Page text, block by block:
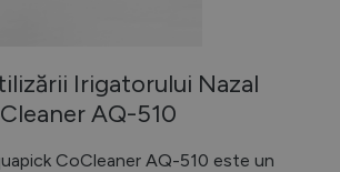
Irigatorului Nazal
AQ-510
CoCleaner AQ-510 este un